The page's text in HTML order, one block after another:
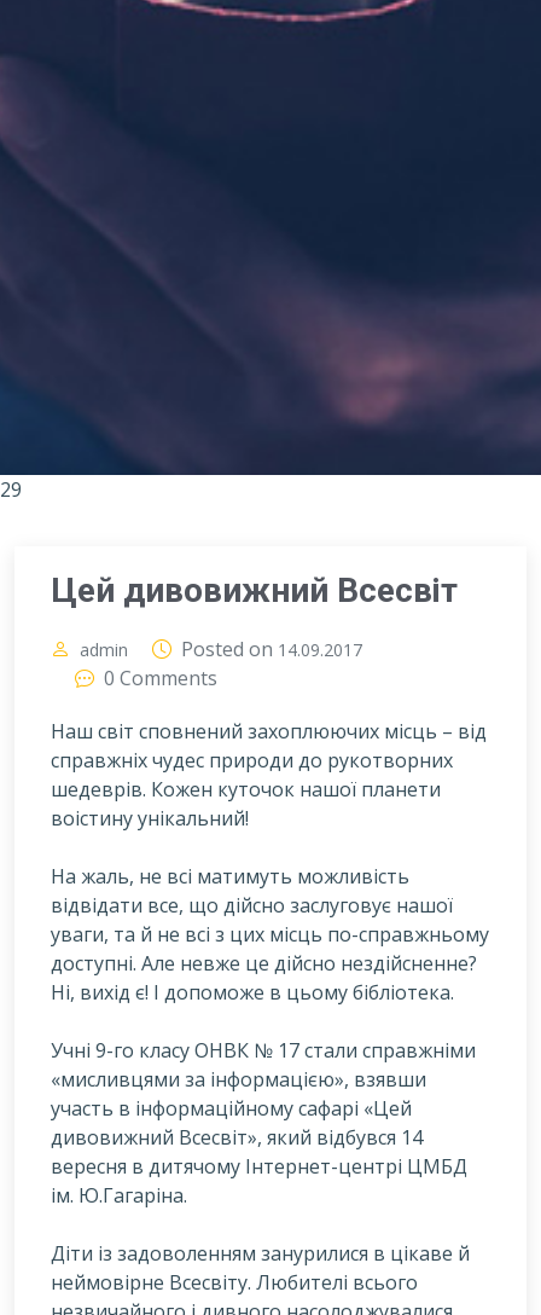
29
Цей дивовижний Всесвіт
admin Posted on 14.09.2017
0 Comments
Наш світ сповнений захоплюючих місць – від
справжніх чудес природи до рукотворних
шедеврів. Кожен куточок нашої планети
воістину унікальний!
На жаль, не всі матимуть можливість
відвідати все, що дійсно заслуговує нашої
уваги, та й не всі з цих місць по-справжньому
доступні. Але невже це дійсно нездійсненне?
Ні, вихід є! І допоможе в цьому бібліотека.
Учні 9-го класу ОНВК № 17 стали справжніми
«мисливцями за інформацією», взявши
участь в інформаційному сафарі «Цей
дивовижний Всесвіт», який відбувся 14
вересня в дитячому Інтернет-центрі ЦМБД
ім. Ю.Гагаріна.
Діти із задоволенням занурилися в цікаве й
неймовірне Всесвіту. Любителі всього